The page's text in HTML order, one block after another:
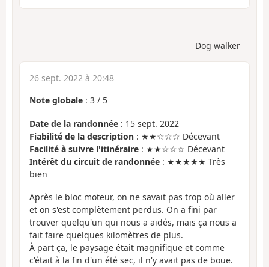
Dog walker
26 sept. 2022 à 20:48
Note globale : 3 / 5
Date de la randonnée : 15 sept. 2022
Fiabilité de la description : ★★☆☆☆ Décevant
Facilité à suivre l'itinéraire : ★★☆☆☆ Décevant
Intérêt du circuit de randonnée : ★★★★★ Très
bien
Après le bloc moteur, on ne savait pas trop où aller
et on s'est complètement perdus. On a fini par
trouver quelqu'un qui nous a aidés, mais ça nous a
fait faire quelques kilomètres de plus.
À part ça, le paysage était magnifique et comme
c'était à la fin d'un été sec, il n'y avait pas de boue.